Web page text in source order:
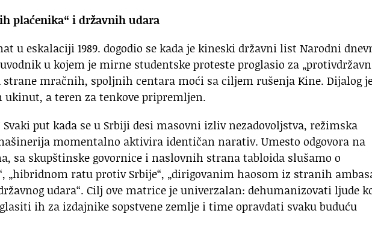
plaćenika“ i državnih udara
u eskalaciji 1989. dogodio se kada je kineski državni list Narodni
u kojem je mirne studentske proteste proglasio za
strane mračnih, spoljnih centara moći sa ciljem rušenja Kine. Dijalog
ukinut, a teren za tenkove pripremljen.
Svaki put kada se u Srbiji desi masovni izliv nezadovoljstva, režimska
momentalno aktivira identičan narativ. Umesto odgovora na
sa skupštinske govornice i naslovnih strana tabloida slušamo o
„hibridnom ratu protiv Srbije“, „dirigovanim haosom iz stranih
udara“. Cilj ove matrice je univerzalan: dehumanizovati ljude
ih za izdajnike sopstvene zemlje i time opravdati svaku buduću